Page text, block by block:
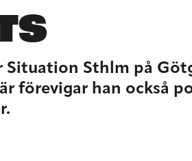
Situation Sthlm på
förevigar han också